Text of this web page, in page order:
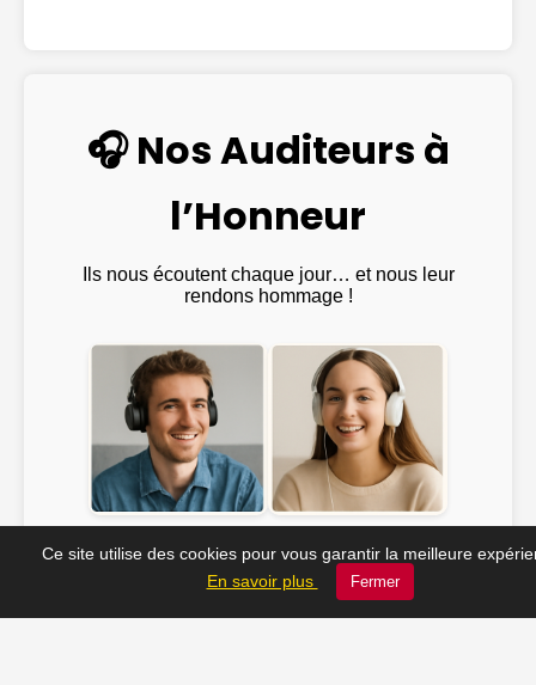
🎧 Nos Auditeurs à
l’Honneur
Ils nous écoutent chaque jour… et nous leur
rendons hommage !
Ce site utilise des cookies pour vous garantir la meilleure
En savoir plus
Fermer